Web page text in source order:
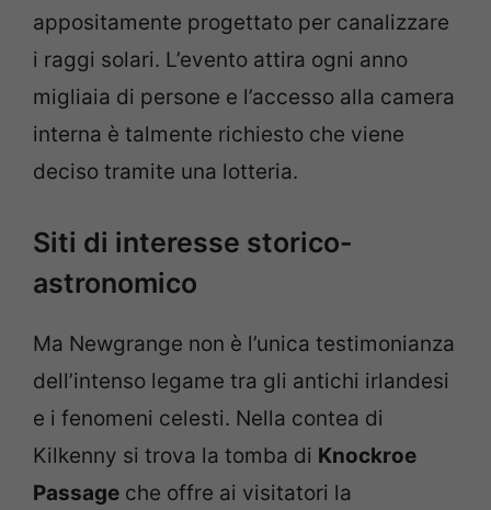
appositamente progettato per canalizzare
i raggi solari. L’evento attira ogni anno
migliaia di persone e l’accesso alla camera
interna è talmente richiesto che viene
deciso tramite una lotteria.
Siti di interesse storico-
astronomico
Ma Newgrange non è l’unica testimonianza
dell’intenso legame tra gli antichi irlandesi
e i fenomeni celesti. Nella contea di
Kilkenny si trova la tomba di Knockroe
Passage che offre ai visitatori la